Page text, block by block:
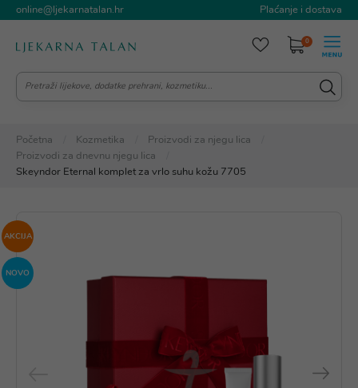
online@ljekarnatalan.hr Plaćanje i dostava
0
Početna Kozmetika
Proizvodi za njegu lica
Proizvodi za dnevnu njegu lica
Skeyndor Eternal komplet za vrlo suhu kožu 7705
AKCIJA
NOVO